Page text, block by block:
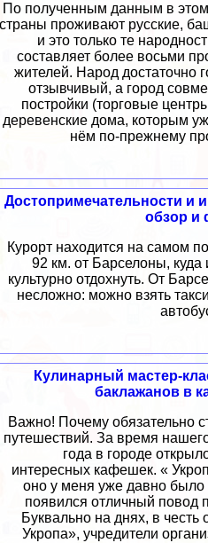
По полученным данным в
страны проживают русские,
и это только те
составляет более восьми
жителей. Народ достаточно
отзывчивый, а город
постройки (торговые
деревенские дома, которым
нём по-прежнему
Достопримечательности и
обзор и
Курорт находится на самом
92 км. от Барселоны,
культурно отдохнуть. От
несложно: можно взять
Кулинарный мастер-
баклажанов в
Важно! Почему обязательно
путешествий. За время
года в городе
интересных кафешек. «
оно у меня уже давно было
появился отличный повод
Буквально на днях, в честь
Укропа», учредители